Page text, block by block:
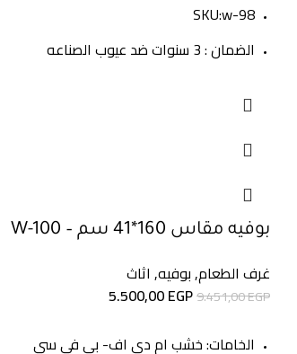
SKU:w-98
الضمان : 3 سنوات ضد عيوب الصناعه
بوفيه مقاس 160*41 سم – W-100
غرف الطعام,بوفيه, اثاث
9.451,00EGP
5.500,00EGP
الخامات: خشب ام دي اف- بي في سي